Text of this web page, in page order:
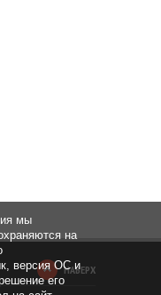
НАВЕРХ
мы
на
версия ОС и
его